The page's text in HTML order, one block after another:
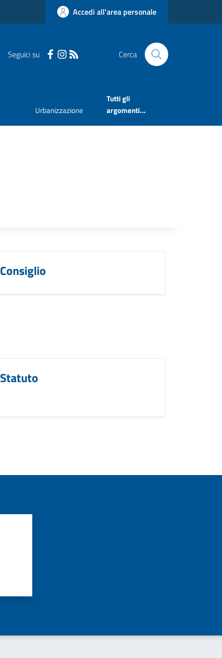
Accedi all'area personale
Seguici su Cerca
Urbanizzazione
Tutti gli
argomenti...
Consiglio
Statuto